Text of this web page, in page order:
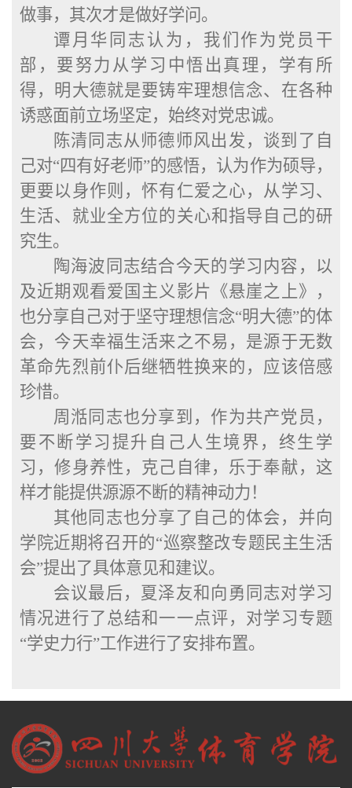
做事，其次才是做好学问。
谭月华同志认为，我们作为党员干
部，要努力从学习中悟出真理，学有所
得， 明大德就是要铸牢理想信念、在各种
诱惑面前立场坚定， 始终对党忠诚。
陈清同志从师德师风出发，谈到了自
己对“四有好老师”的感悟，认为作为硕导，
更要以身作则，怀有仁爱之心，从学习、
生活、就业全方位的关心和指导自己的研
究生。
陶海波同志结合今天的学习内容，以
及近期观看爱国主义影片《悬崖之上》，
也分享自己对于坚守理想信念“明大德”的体
会，今天幸福生活来之不易，是源于无数
革命先烈前仆后继牺牲换来的，应该倍感
珍惜。
周湉同志也分享到，作为共产党员，
要不断学习提升自己人生境界，终生学
习，修身养性，克己自律，乐于奉献，这
样才能提供源源不断的精神动力！
其他同志也分享了自己的体会，并向
学院近期将召开的“巡察整改专题民主生活
会”提出了具体意见和建议。
会议最后，夏泽友和向勇同志对学习
情况进行了总结和一一点评，对学习专题
“学史力行”工作进行了安排布置。